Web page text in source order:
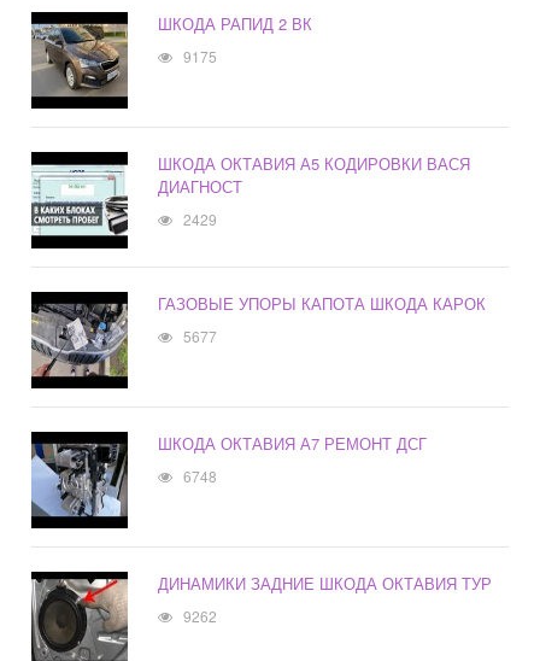
ШКОДА РАПИД 2 ВК
9175
ШКОДА ОКТАВИЯ А5 КОДИРОВКИ ВАСЯ
ДИАГНОСТ
2429
ГАЗОВЫЕ УПОРЫ КАПОТА ШКОДА КАРОК
5677
ШКОДА ОКТАВИЯ А7 РЕМОНТ ДСГ
6748
ДИНАМИКИ ЗАДНИЕ ШКОДА ОКТАВИЯ ТУР
9262